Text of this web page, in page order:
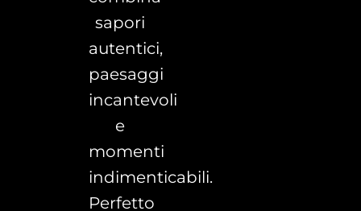
sapori
autentici,
paesaggi
incantevoli
e
momenti
indimenticabili.
Perfetto